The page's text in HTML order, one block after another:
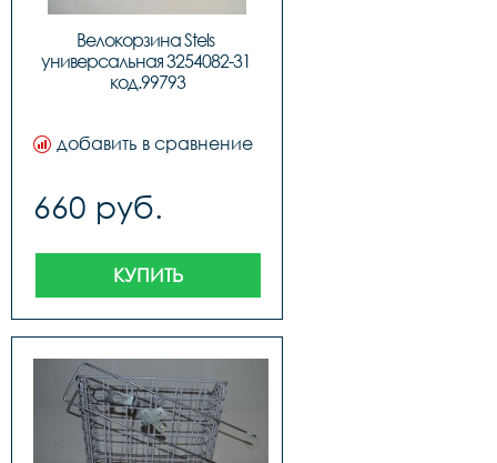
Велокорзина Stels
универсальная 3254082-31
код.99793
добавить в сравнение
660 руб.
КУПИТЬ